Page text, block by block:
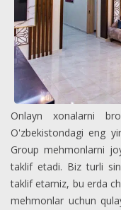
Onlayn xonalarni
O'zbekistondagi eng
Group mehmonlarni
taklif etadi. Biz turli
taklif etamiz, bu erda
mehmonlar uchun